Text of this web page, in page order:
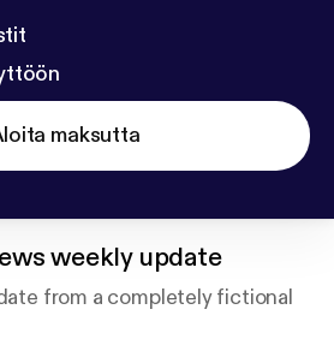
maksutta
weekly update
from a completely fictional